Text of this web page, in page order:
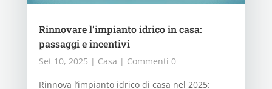
Rinnovare l’impianto idrico in casa:
passaggi e incentivi
Set 10, 2025 | Casa | Commenti 0
Rinnova l’impianto idrico di casa nel 2025: